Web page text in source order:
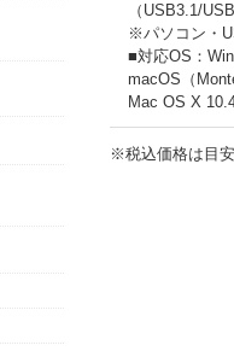
（USB3.1/
※パソコン・
■対応OS：
macOS（
Mac OS X
※税込価格は目